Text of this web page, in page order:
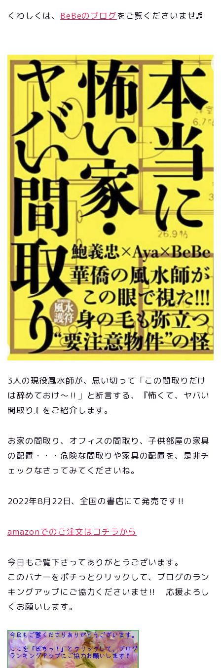
くわしくは、 BeBeのブログをご覧くださいませ♬
3人の現役風水師が、思い切って「この間取りだけ
は辞めておけ～‼」と断言する、『怖くて、ヤバい
間取り』をご紹介します。
お家の間取り、オフィスの間取り、子供部屋の家具
の配置・・・危険な間取りや家具の配置を、是非チ
ェックなさってみてくださいね。
2022年8月22日、全国の書店にて発売です‼
amazonでのご注文はコチラから
今日もご覧下さってありがとうございます。
このバナーをポチっとクリックして、ブログのラン
キングアップにご協力くださいませ‼ 応援よろし
くお願いします。